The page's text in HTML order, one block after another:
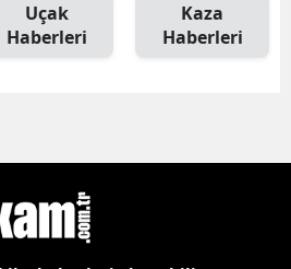
Uçak
Haberleri
Kaza
Haberleri